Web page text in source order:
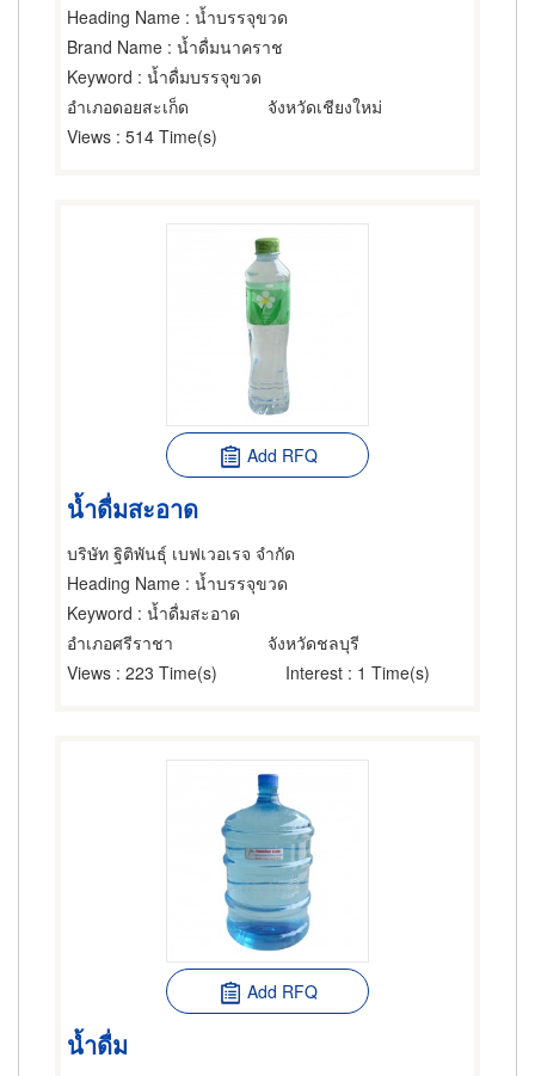
Heading Name : น้ำบรรจุขวด
Brand Name : น้ำดื่มนาคราช
Keyword : น้ำดื่มบรรจุขวด
อำเภอดอยสะเก็ด
จังหวัดเชียงใหม่
Views : 514 Time(s)
Add RFQ
น้ำดื่มสะอาด
บริษัท ฐิติพันธุ์ เบฟเวอเรจ จำกัด
Heading Name : น้ำบรรจุขวด
Keyword : น้ำดื่มสะอาด
อำเภอศรีราชา
จังหวัดชลบุรี
Views : 223 Time(s) Interest : 1 Time(s)
Add RFQ
น้ำดื่ม